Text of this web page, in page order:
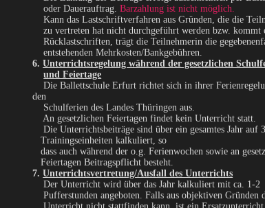
oder Dauerauftrag.Barzahlung ist nicht möglich.
Kann das Lastschriftverfahren aus Gründen, die die
zu vertreten hat nicht durchgeführt werden bzw. kommt
Rücklastschriften, trägt die Teilnehmerin die
entstehenden Mehrkosten/Bankgebühren.
6.Unterrichtsregelung während der gesetzlichen
und Feiertage
Die Ballettschule Erfurt richtet sich in ihrer
den
Schulferien des Landes Thüringen aus.
An gesetzlichen Feiertagen findet kein Unterricht statt.
Die Unterrichtsbeiträge sind über ein gesamtes Jahr auf
Trainingseinheiten kalkuliert, so
dass auch während der o.g. Ferienwochen sowie an
Feiertagen Beitragspflicht besteht.
7.Unterrichtsvertretung/Ausfall des Unterrichts
Der Unterricht wird über das Jahr kalkuliert mit ca. 1-2
Pufferstunden angeboten. Falls aus objektiven